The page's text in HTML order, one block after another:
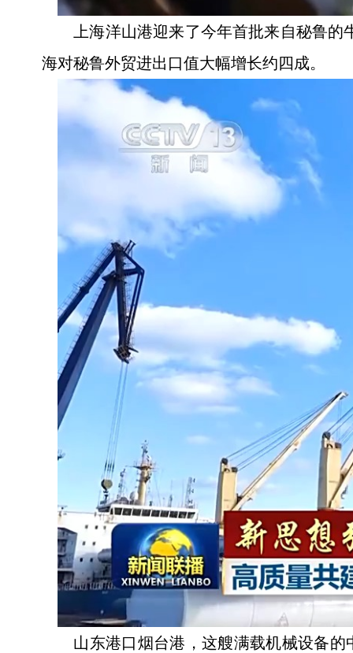
上海洋山港迎来了今年首批来自秘鲁的
海对秘鲁外贸进出口值大幅增长约四成。
山东港口烟台港，这艘满载机械设备